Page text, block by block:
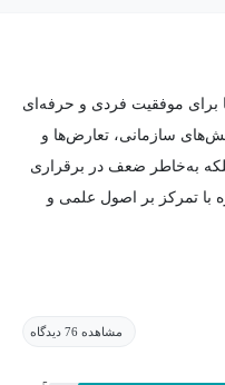
برای موفقیت فردی و حرفه‌ای
سازمانی، تعارض‌ها و
به‌خاطر ضعف در برقراری
با تمرکز بر اصول علمی و
معتبر ارتباطی،
شناخت مخاطب و تیپ‌های
زبان بدن، لحن صدا و
مشاهده 76 دیدگاه